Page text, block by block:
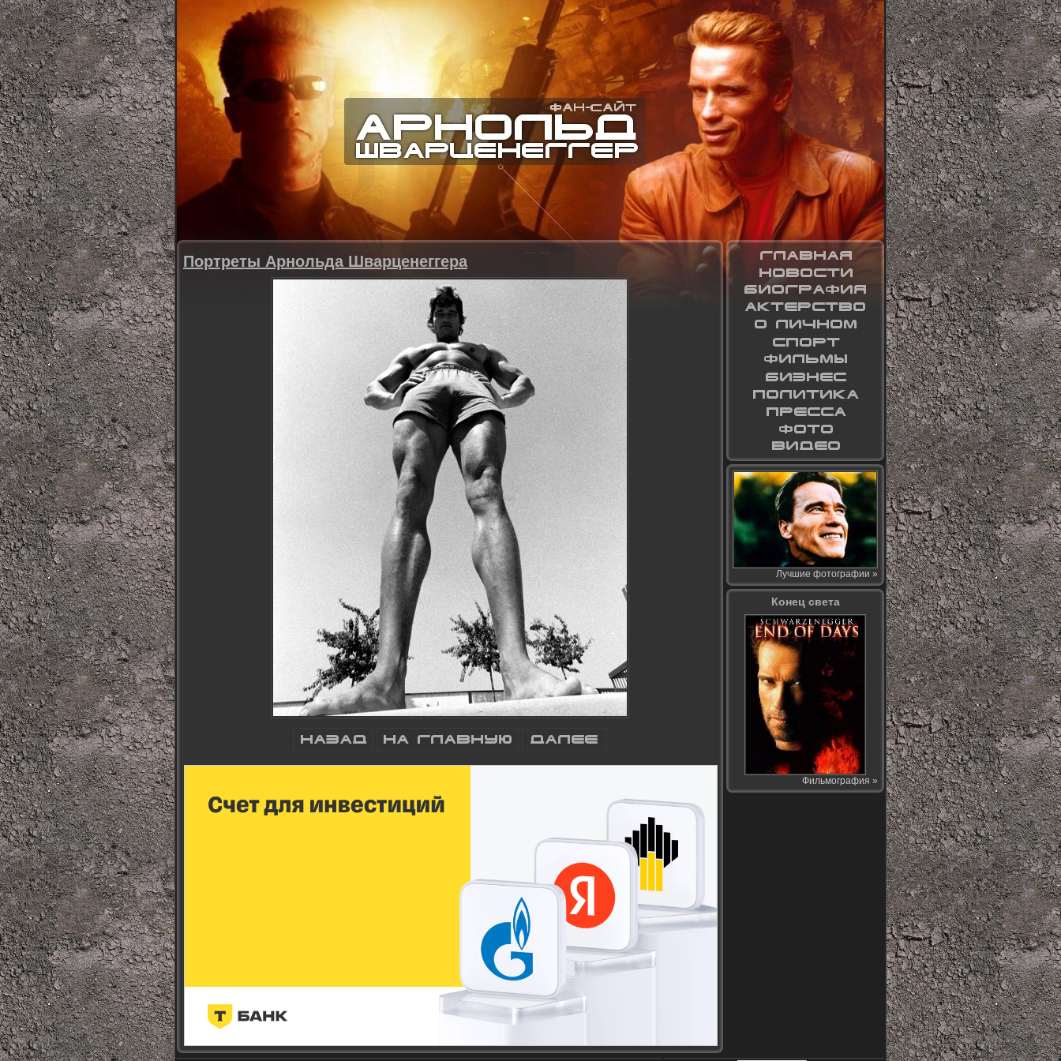
Портреты Арнольда Шварценеггера
Лучшие фотографии »
Конец света
Фильмография »